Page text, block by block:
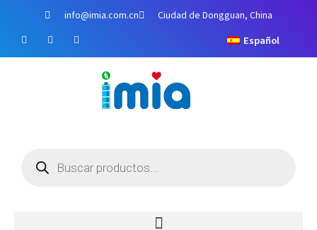
contenido
info@imia.com.cn Ciudad de Dongguan, China
F
a
c
Y
o
u
I
n
s
Español
productos